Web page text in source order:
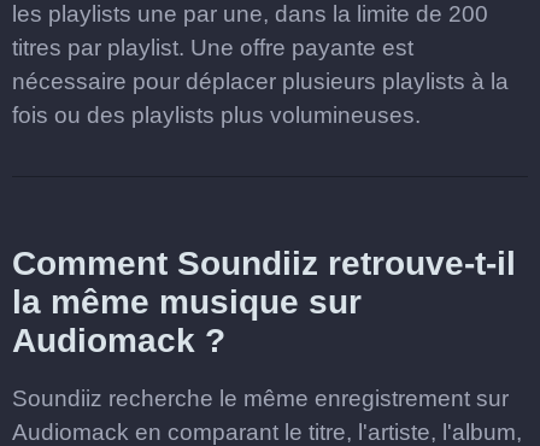
les playlists une par une, dans la limite de 200
titres par playlist. Une offre payante est
nécessaire pour déplacer plusieurs playlists à la
fois ou des playlists plus volumineuses.
Comment Soundiiz retrouve-t-il
la même musique sur
Audiomack ?
Soundiiz recherche le même enregistrement sur
Audiomack en comparant le titre, l'artiste, l'album,